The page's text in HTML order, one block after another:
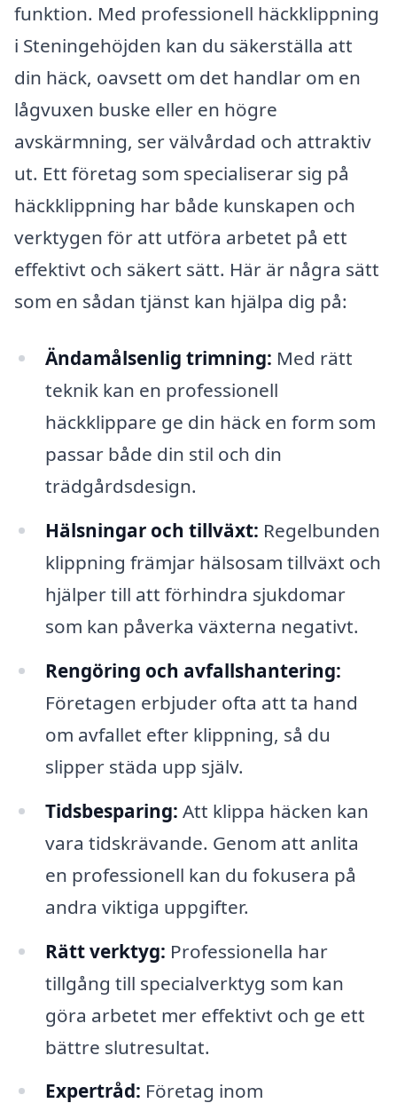
funktion. Med professionell häckklippning
i Steningehöjden kan du säkerställa att
din häck, oavsett om det handlar om en
lågvuxen buske eller en högre
avskärmning, ser välvårdad och attraktiv
ut. Ett företag som specialiserar sig på
häckklippning har både kunskapen och
verktygen för att utföra arbetet på ett
effektivt och säkert sätt. Här är några sätt
som en sådan tjänst kan hjälpa dig på:
Ändamålsenlig trimning: Med rätt
teknik kan en professionell
häckklippare ge din häck en form som
passar både din stil och din
trädgårdsdesign.
Hälsningar och tillväxt: Regelbunden
klippning främjar hälsosam tillväxt och
hjälper till att förhindra sjukdomar
som kan påverka växterna negativt.
Rengöring och avfallshantering:
Företagen erbjuder ofta att ta hand
om avfallet efter klippning, så du
slipper städa upp själv.
Tidsbesparing: Att klippa häcken kan
vara tidskrävande. Genom att anlita
en professionell kan du fokusera på
andra viktiga uppgifter.
Rätt verktyg: Professionella har
tillgång till specialverktyg som kan
göra arbetet mer effektivt och ge ett
bättre slutresultat.
Expertråd: Företag inom